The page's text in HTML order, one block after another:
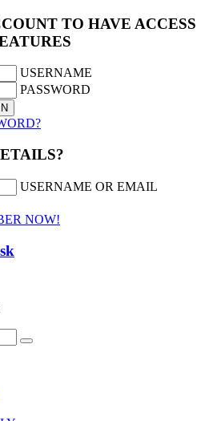
TO HAVE ACCESS
USERNAME
PASSWORD
USERNAME OR EMAIL
NOW!